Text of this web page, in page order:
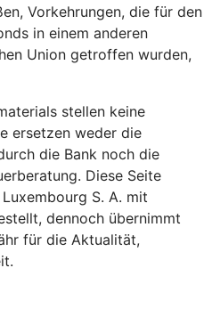
Vorkehrungen, die für den
in einem anderen
Union getroffen wurden,
stellen keine
ersetzen weder die
die Bank noch die
Diese Seite
S. A. mit
dennoch übernimmt
für die Aktualität,